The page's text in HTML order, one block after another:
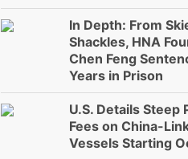
In Depth: From
Shackles, HNA
Chen Feng
Years in Prison
U.S. Details Steep
Fees on China-
Vessels Starting